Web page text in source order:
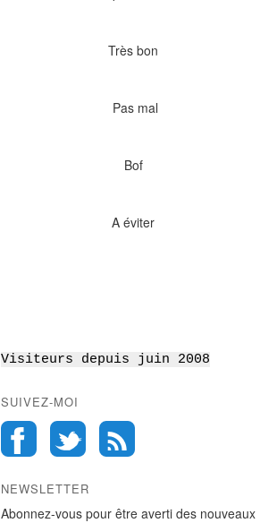
Très bon
Pas mal
Bof
A éviter
Visiteurs depuis juin 2008
SUIVEZ-MOI
NEWSLETTER
Abonnez-vous pour être averti des nouveaux